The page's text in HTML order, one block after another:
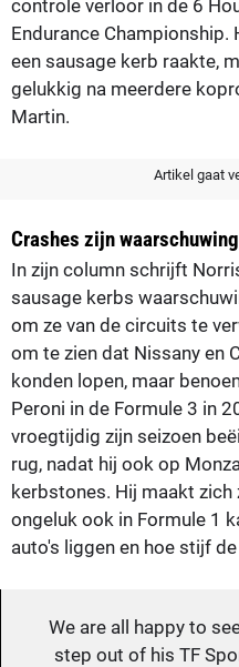
controle verloor in de 6
Endurance Championship.
een sausage kerb raakte,
gelukkig na meerdere
Martin.
Artikel gaat
Crashes zijn
In zijn column schrijft
sausage kerbs
om ze van de circuits te
om te zien dat Nissany en
konden lopen, maar
Peroni in de Formule 3 in
vroegtijdig zijn seizoen
rug, nadat hij ook op
kerbstones. Hij maakt zich
ongeluk ook in Formule 1
auto's liggen en hoe stijf
We are all happy to
step out of his TF